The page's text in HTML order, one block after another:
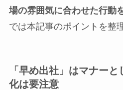
場の雰囲気に合わせた行動
では本記事のポイントを整
「早め出社」はマナー
化は要注意